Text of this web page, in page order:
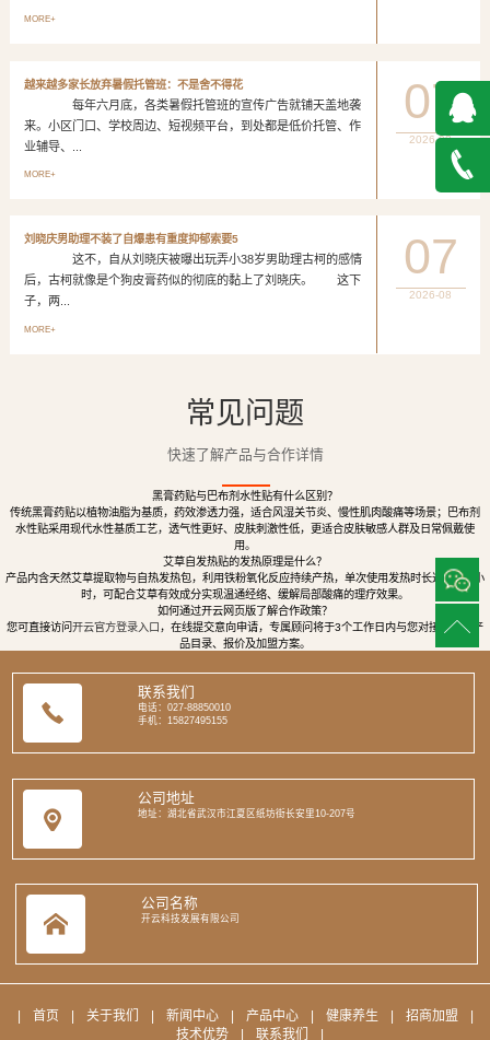
MORE+
越来越多家长放弃暑假托管班：不是舍不得花
每年六月底，各类暑假托管班的宣传广告就铺天盖地袭
来。小区门口、学校周边、短视频平台，到处都是低价托管、作
业辅导、...
MORE+
07
2026-08
刘晓庆男助理不装了自爆患有重度抑郁索要5
这不，自从刘晓庆被曝出玩弄小38岁男助理古柯的感情
后，古柯就像是个狗皮膏药似的彻底的黏上了刘晓庆。 这下
子，两...
MORE+
07
2026-08
常见问题
快速了解产品与合作详情
黑膏药贴与巴布剂水性贴有什么区别？
传统黑膏药贴以植物油脂为基质，药效渗透力强，适合风湿关节炎、慢性肌肉酸痛等场景；巴布剂
水性贴采用现代水性基质工艺，透气性更好、皮肤刺激性低，更适合皮肤敏感人群及日常佩戴使
用。
艾草自发热贴的发热原理是什么？
产品内含天然艾草提取物与自热发热包，利用铁粉氧化反应持续产热，单次使用发热时长达8至12小
时，可配合艾草有效成分实现温通经络、缓解局部酸痛的理疗效果。
如何通过开云网页版了解合作政策？
您可直接访问 开云官方登录入口，在线提交意向申请，专属顾问将于3个工作日内与您对接，提供产
品目录、报价及加盟方案。
联系我们
电话：027-88850010
手机：15827495155
公司地址
地址：湖北省武汉市江夏区纸坊街长安里10-207号
公司名称
开云科技发展有限公司
首页 关于我们 新闻中心 产品中心 健康养生 招商加盟
技术优势
联系我们
QQ在